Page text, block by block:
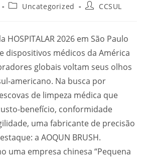
Categoria
Uncategorized
AutorCCSUL
HOSPITALAR 2026 em São Paulo
dispositivos médicos da América
globais voltam seus olhos
americano. Na busca por
de limpeza médica que
benefício, conformidade
uma fabricante de precisão
a AOQUN BRUSH.
uma empresa chinesa “Pequena